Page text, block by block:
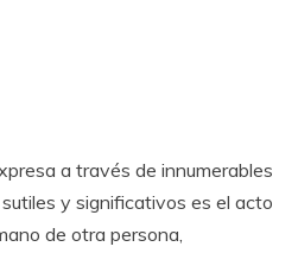
a través de innumerables
y significativos es el acto
de otra persona,